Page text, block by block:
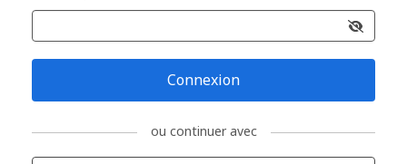
Connexion
ou continuer avec